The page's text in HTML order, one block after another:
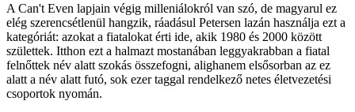
A Can't Even lapjain végig milleniálokról van szó, de magyarul ez
elég szerencsétlenül hangzik, ráadásul Petersen lazán használja ezt a
kategóriát: azokat a fiatalokat érti ide, akik 1980 és 2000 között
születtek. Itthon ezt a halmazt mostanában leggyakrabban a fiatal
felnőttek név alatt szokás összefogni, alighanem elsősorban az ez
alatt a név alatt futó, sok ezer taggal rendelkező netes életvezetési
csoportok nyomán.